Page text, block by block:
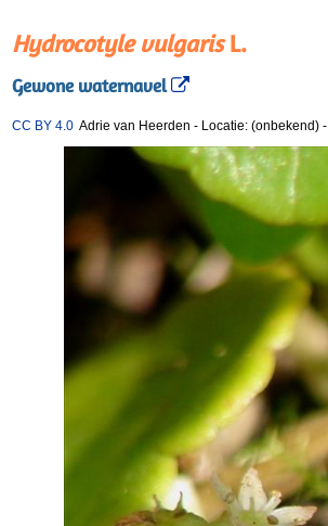
Hydrocotyle vulgarisL.
Gewone waternavel
CC BY 4.0 Adrie van Heerden - Locatie: (onbekend) -